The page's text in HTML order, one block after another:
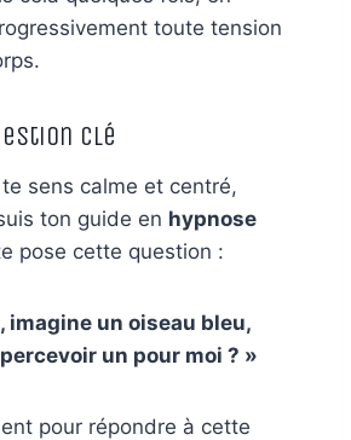
toute tension
clé
sens calme et centré,
ton guide en hypnose
pose cette question :
imagine un oiseau bleu,
un pour moi ? »
pour répondre à cette